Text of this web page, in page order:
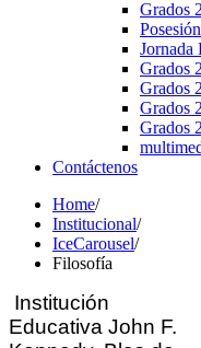
Grados
Jornada
Grados
Grados
Grados
Grados
Contáctenos
Home/
Institucional/
IceCarousel/
Filosofía
Institución
Educativa John F.